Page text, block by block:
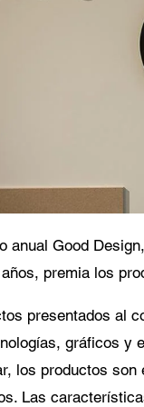
anual Good
premia los
presentados al
gráficos y
los productos
Las